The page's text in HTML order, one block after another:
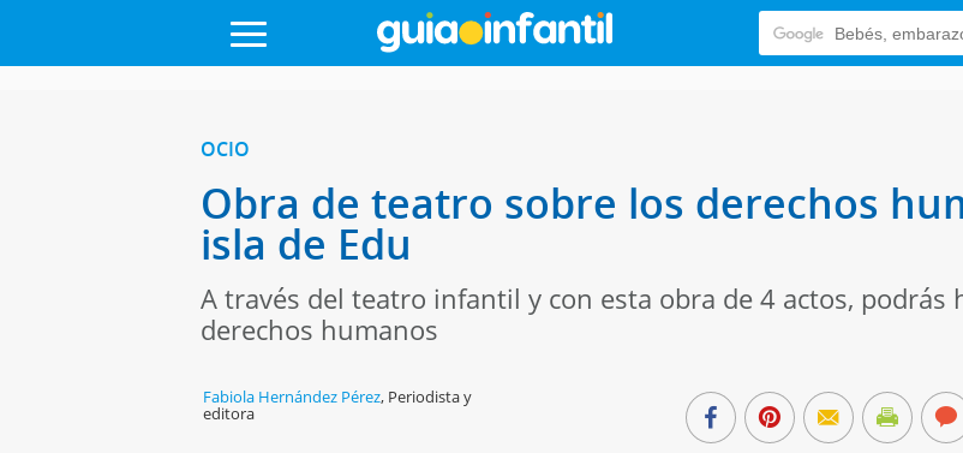
OCIO
Obra de teatro sobre los derechos
isla de Edu
A través del teatro infantil y con esta obra de 4 actos, podrás
derechos humanos
Fabiola Hernández Pérez, Periodista y
editora